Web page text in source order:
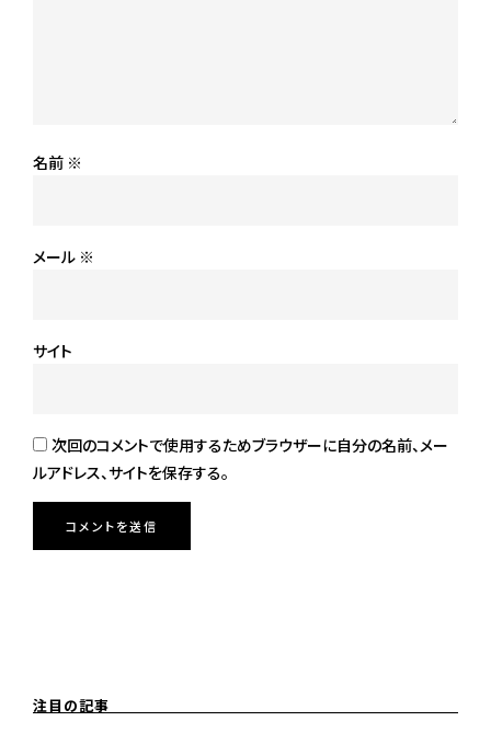
名前 ※
メール ※
サイト
次回のコメントで使用するためブラウザーに自分の名前、メー
ルアドレス、サイトを保存する。
注目の記事